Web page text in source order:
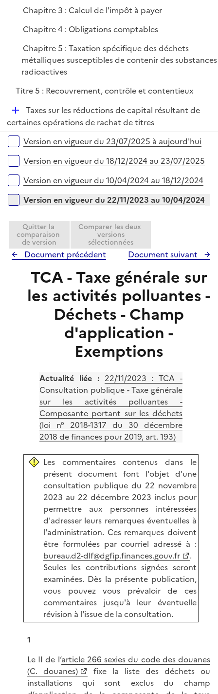
Chapitre 3 : Calcul de l'impôt à payer
Chapitre 4 : Obligations comptables
Chapitre 5 : Taxation spécifique des déchets
métalliques susceptibles de contenir des substances
radioactives
Titre 5 : Recouvrement, contrôle et contentieux
D
é
p
e
r
Taxes sur les réductions de capital résultant de
certaines opérations de rachat de titres
Versions sur la période
Version en vigueur du 23/07/2025 à aujourd'hui
Version en vigueur du 18/12/2024 au 23/07/2025
Version en vigueur du 10/04/2024 au 18/12/2024
Version en vigueur du 22/11/2023 au 10/04/2024
Quitter la
comparaison
de version
Comparer les deux
versions
sélectionnées
Document précédent Document suivant
TCA - Taxe générale sur
les activités polluantes -
Déchets - Champ
d'application -
Exemptions
Actualité liée : 22/11/2023 : TCA -
Consultation publique - Taxe générale
sur les activités polluantes -
Composante portant sur les déchets
(loi n° 2018-1317 du 30 décembre
2018 de finances pour 2019, art. 193)
Les commentaires contenus dans le
présent document font l'objet d'une
consultation publique du 22 novembre
2023 au 22 décembre 2023 inclus pour
permettre aux personnes intéressées
d'adresser leurs remarques éventuelles à
l'administration. Ces remarques doivent
être formulées par courriel adressé à :
bureau.d2-dlf@dgfip.finances.gouv.fr
.
Seules les contributions signées seront
examinées. Dès la présente publication,
vous pouvez vous prévaloir de ces
commentaires jusqu'à leur éventuelle
révision à l'issue de la consultation.
1
Le II de l’article 266 sexies du code des douanes
(C. douanes)
fixe la liste des déchets ou
installations qui sont exclus du champ